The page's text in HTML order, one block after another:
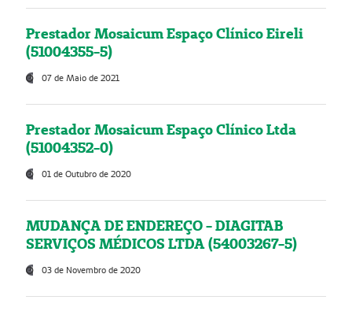
Prestador Mosaicum Espaço Clínico Eireli
(51004355-5)
07 de Maio de 2021
Prestador Mosaicum Espaço Clínico Ltda
(51004352-0)
01 de Outubro de 2020
MUDANÇA DE ENDEREÇO - DIAGITAB
SERVIÇOS MÉDICOS LTDA (54003267-5)
03 de Novembro de 2020